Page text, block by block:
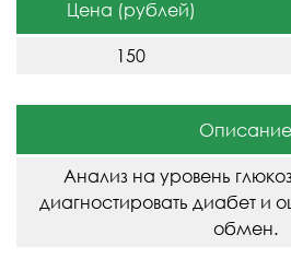
Цена (рублей)
150
Описание
Анализ на уровень
диагностировать диабет и
обмен.